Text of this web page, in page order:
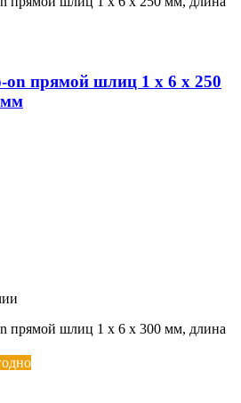
on прямой шлиц 1 x 6 x 250
мм